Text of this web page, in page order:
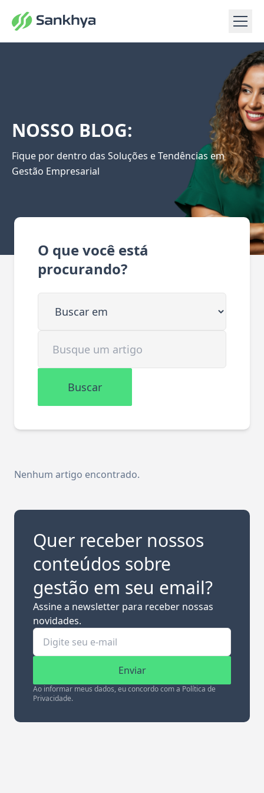
NOSSO BLOG:
Fique por dentro das Soluções e Tendências em
Gestão Empresarial
O que você está
procurando?
Buscar
Nenhum artigo encontrado.
Quer receber nossos
conteúdos sobre
gestão em seu email?
Assine a newsletter para receber nossas
novidades.
Enviar
Ao informar meus dados, eu concordo com a Política de
Privacidade.